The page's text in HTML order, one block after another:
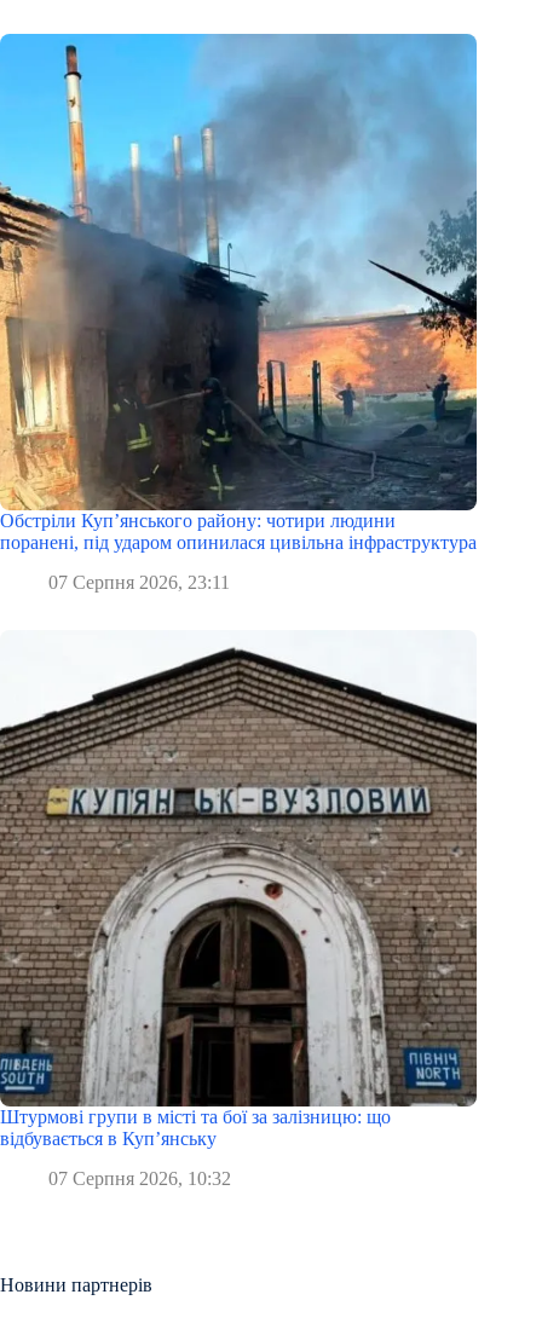
Обстріли Куп’янського району: чотири людини
поранені, під ударом опинилася цивільна інфраструктура
07 Серпня 2026, 23:11
Штурмові групи в місті та бої за залізницю: що
відбувається в Куп’янську
07 Серпня 2026, 10:32
Новини партнерів